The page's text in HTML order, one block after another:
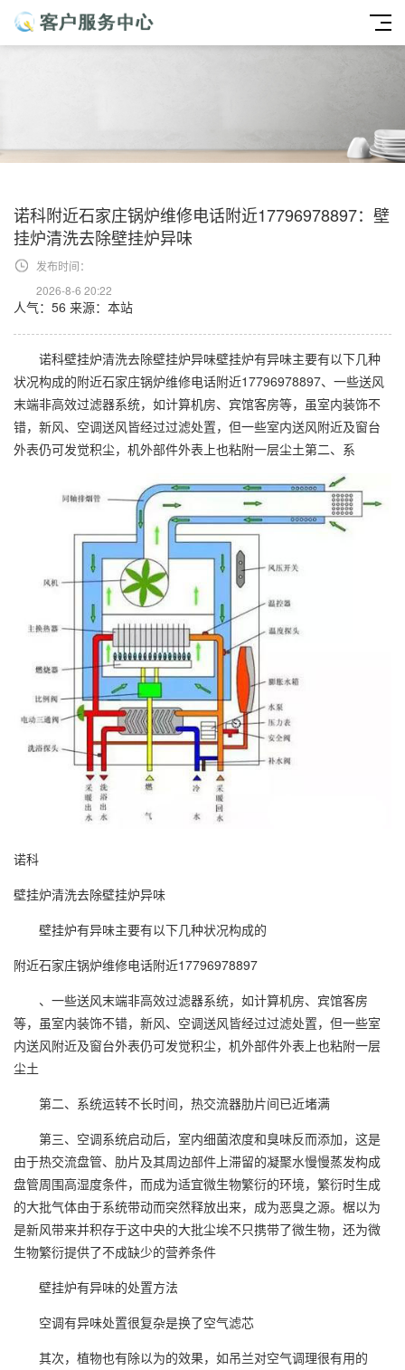
诺科附近石家庄锅炉维修电话附近17796978897：壁
挂炉清洗去除壁挂炉异味
发布时间：
2026-8-6 20:22
人气：56 来源：本站
诺科壁挂炉清洗去除壁挂炉异味壁挂炉有异味主要有以下几种
状况构成的附近石家庄锅炉维修电话附近17796978897、一些送风
末端非高效过滤器系统，如计算机房、宾馆客房等，虽室内装饰不
错，新风、空调送风皆经过过滤处置，但一些室内送风附近及窗台
外表仍可发觉积尘，机外部件外表上也粘附一层尘土第二、系
诺科
壁挂炉清洗去除壁挂炉异味
壁挂炉有异味主要有以下几种状况构成的
附近石家庄锅炉维修电话附近17796978897
、一些送风末端非高效过滤器系统，如计算机房、宾馆客房
等，虽室内装饰不错，新风、空调送风皆经过过滤处置，但一些室
内送风附近及窗台外表仍可发觉积尘，机外部件外表上也粘附一层
尘土
第二、系统运转不长时间，热交流器肋片间已近堵满
第三、空调系统启动后，室内细菌浓度和臭味反而添加，这是
由于热交流盘管、肋片及其周边部件上滞留的凝聚水慢慢蒸发构成
盘管周围高湿度条件，而成为适宜微生物繁衍的环境，繁衍时生成
的大批气体由于系统带动而突然释放出来，成为恶臭之源。椐以为
是新风带来并积存于这中央的大批尘埃不只携带了微生物，还为微
生物繁衍提供了不成缺少的营养条件
壁挂炉有异味的处置方法
空调有异味处置很复杂是换了空气滤芯
其次，植物也有除以为的效果，如吊兰对空气调理很有用的